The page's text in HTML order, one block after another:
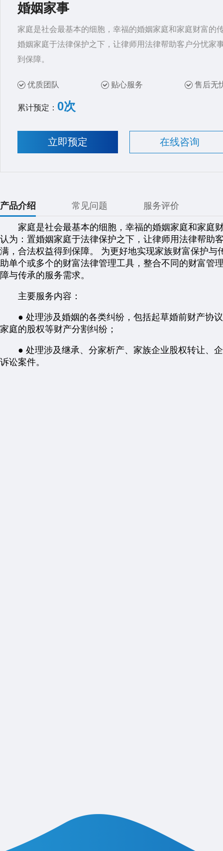
婚姻家事
家庭是社会最基本的细胞，幸福的婚姻家庭和家庭财富的
婚姻家庭于法律保护之下，让律师用法律帮助客户分忧家
到保障。
优质团队 贴心服务 售后无
累计预定： 0次
立即预定 在线咨询
产品介绍 常见问题 服务评价
家庭是社会最基本的细胞，幸福的婚姻家庭和家庭
认为：置婚姻家庭于法律保护之下，让律师用法律帮助
满，合法权益得到保障。 为更好地实现家族财富保护
助单个或多个的财富法律管理工具，整合不同的财富管
障与传承的服务需求。
主要服务内容：
● 处理涉及婚姻的各类纠纷，包括起草婚前财产协议
家庭的股权等财产分割纠纷；
● 处理涉及继承、分家析产、家族企业股权转让、企
诉讼案件。